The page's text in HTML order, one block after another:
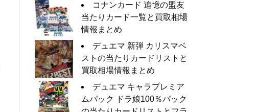
コナンカード 追憶の盟友
当たりカード一覧と買取相場
情報まとめ
デュエマ 新弾 カリスマベ
ストの当たりカードリストと
買取相場情報まとめ
デュエマ キャラプレミア
ムパック ドラ娘100％パック